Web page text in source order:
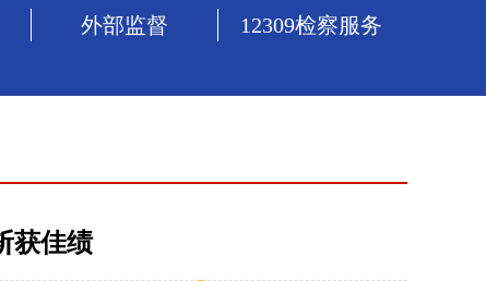
外部监督 12309检察服务
获佳绩